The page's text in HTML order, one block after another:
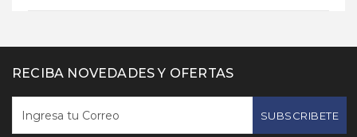
RECIBA NOVEDADES Y OFERTAS
SUBSCRIBETE